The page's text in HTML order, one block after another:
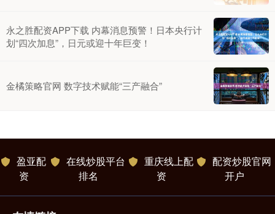
永之胜配资APP下载 内幕消息预警！日本央行计
划“四次加息”，日元或迎十年巨变！
金橘策略官网 数字技术赋能“三产融合”
盈亚配
资
在线炒股平台
排名
重庆线上配
资
配资炒股官网
开户